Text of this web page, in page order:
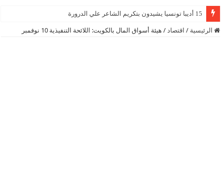
15 أديبا تونسيا يشيدون بتكريم الشاعر علي الدرورة
الرئيسية / اقتصاد / هيئة أسواق المال بالكويت: اللائحة التنفيذية 10 نوفمبر